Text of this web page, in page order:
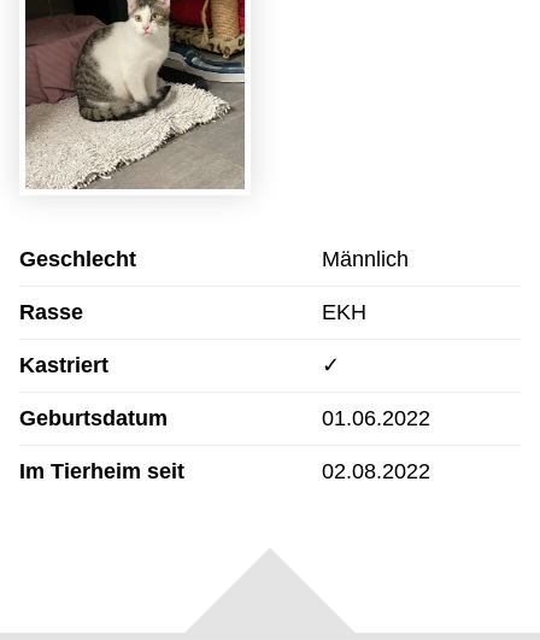
Geschlecht Männlich
Rasse EKH
Kastriert ✓
Geburtsdatum 01.06.2022
Im Tierheim seit 02.08.2022